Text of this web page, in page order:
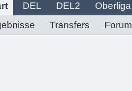
DEL DEL2 Oberliga
Transfers Forum